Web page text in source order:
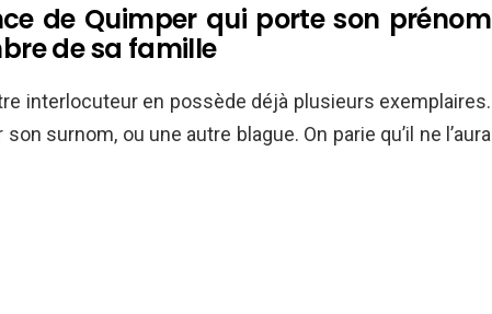
de Quimper qui porte son prénom
de sa famille
interlocuteur en possède déjà plusieurs exemplaires.
surnom, ou une autre blague. On parie qu’il ne l’aura